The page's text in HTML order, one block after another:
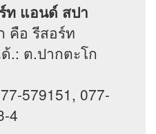
ท แอนด์ สปา
คือ รีสอร์ท
.: ต.ปากตะโก
579151, 077-
4